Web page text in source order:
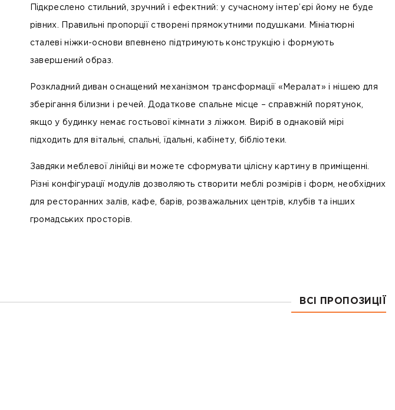
Підкреслено стильний, зручний і ефектний: у сучасному інтер’єрі йому не буде
рівних. Правильні пропорції створені прямокутними подушками. Мініатюрні
сталеві ніжки-основи впевнено підтримують конструкцію і формують
завершений образ.
Розкладний диван оснащений механізмом трансформації «Мералат» і нішею для
зберігання білизни і речей. Додаткове спальне місце – справжній порятунок,
якщо у будинку немає гостьової кімнати з ліжком. Виріб в однаковій мірі
підходить для вітальні, спальні, їдальні, кабінету, бібліотеки.
Завдяки меблевої лінійці ви можете сформувати цілісну картину в приміщенні.
Різні конфігурації модулів дозволяють створити меблі розмірів і форм, необхідних
для ресторанних залів, кафе, барів, розважальних центрів, клубів та інших
громадських просторів.
ВСІ ПРОПОЗИЦІЇ